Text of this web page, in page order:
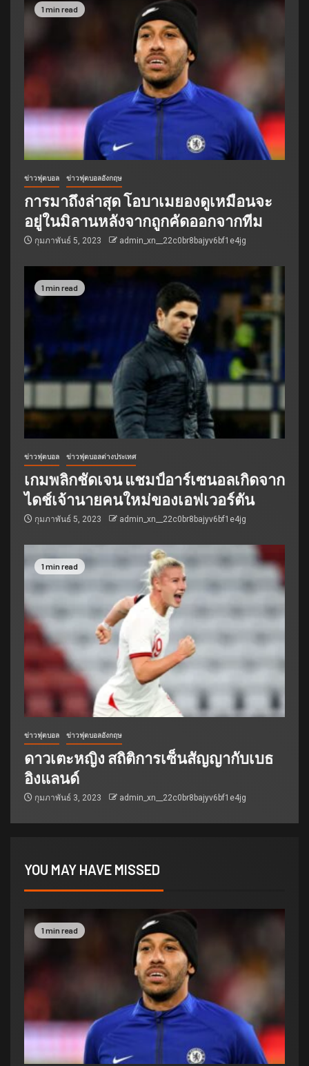
1 min read
ข่าวฟุตบอล ข่าวฟุตบอลอังกฤษ
การมาถึงล่าสุด โอบาเมยองดูเหมือนจะ
อยู่ในมิลานหลังจากถูกคัดออกจากทีม
กุมภาพันธ์ 5, 2023 admin_xn__22c0br8bajyv6bf1e4jg
1 min read
ข่าวฟุตบอล ข่าวฟุตบอลต่างประเทศ
เกมพลิกชัดเจน แชมป์อาร์เซนอลเกิดจาก
ไดช์เจ้านายคนใหม่ของเอฟเวอร์ตัน
กุมภาพันธ์ 5, 2023 admin_xn__22c0br8bajyv6bf1e4jg
1 min read
ข่าวฟุตบอล ข่าวฟุตบอลอังกฤษ
ดาวเตะหญิง สถิติการเซ็นสัญญากับเบธ
อิงแลนด์
กุมภาพันธ์ 3, 2023 admin_xn__22c0br8bajyv6bf1e4jg
YOU MAY HAVE MISSED
1 min read